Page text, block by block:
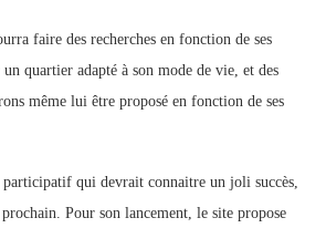
faire des recherches en fonction de ses
quartier adapté à son mode de vie, et des
même lui être proposé en fonction de ses
qui devrait connaitre un joli succès,
Pour son lancement, le site propose